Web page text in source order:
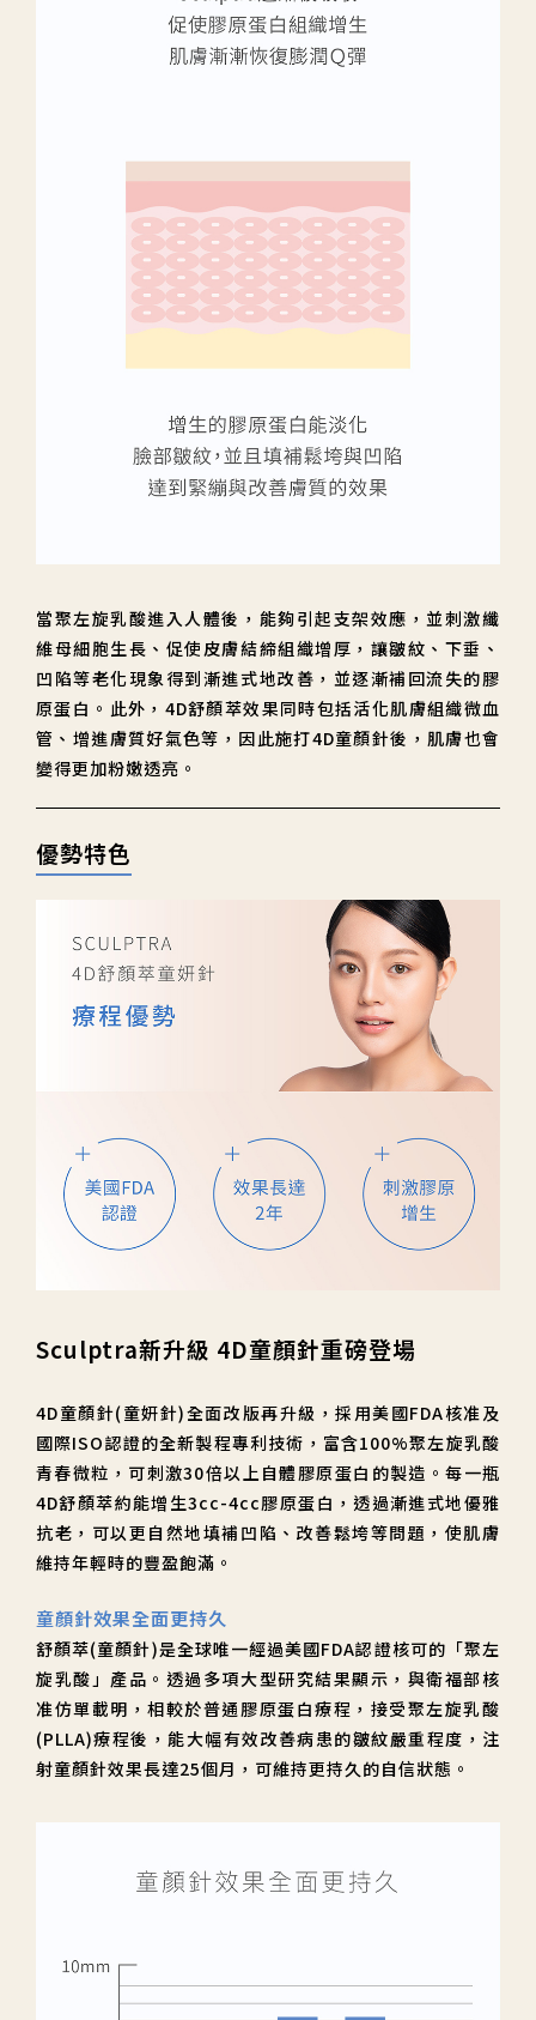
當聚左旋乳酸進入人體後，能夠引起支架效應，並刺激纖
維母細胞生長、促使皮膚結締組織增厚，讓皺紋、下垂、
凹陷等老化現象得到漸進式地改善，並逐漸補回流失的膠
原蛋白。此外，4D舒顏萃效果同時包括活化肌膚組織微血
管、增進膚質好氣色等，因此施打4D童顏針後，肌膚也會
變得更加粉嫩透亮。
優勢特色
Sculptra新升級 4D童顏針重磅登場
4D童顏針(童妍針)全面改版再升級，採用美國FDA核准及
國際ISO認證的全新製程專利技術，富含100%聚左旋乳酸
青春微粒，可刺激30倍以上自體膠原蛋白的製造。每一瓶
4D舒顏萃約能增生3cc-4cc膠原蛋白，透過漸進式地優雅
抗老，可以更自然地填補凹陷、改善鬆垮等問題，使肌膚
維持年輕時的豐盈飽滿。
童顏針效果全面更持久
舒顏萃(童顏針)是全球唯一經過美國FDA認證核可的「聚左
旋乳酸」產品。透過多項大型研究結果顯示，與衛福部核
准仿單載明，相較於普通膠原蛋白療程，接受聚左旋乳酸
(PLLA)療程後，能大幅有效改善病患的皺紋嚴重程度，注
射童顏針效果長達25個月，可維持更持久的自信狀態。